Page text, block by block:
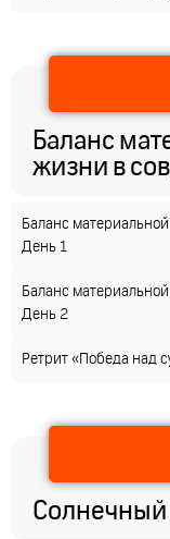
Баланс
жизни в
Баланс
День 1
Баланс
День 2
Ретрит «Победа над
Солнечный